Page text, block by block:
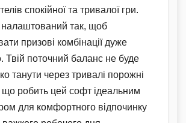
спокійної та тривалої гри.
так, щоб
призові комбінації дуже
Твій поточний баланс не буде
танути через тривалі порожні
що робить цей софт ідеальним
для комфортного відпочинку